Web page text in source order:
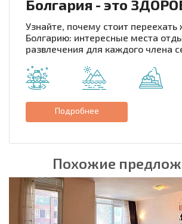
Болгария - это
Узнайте, почему стоит переехать
Болгарию: интересные места
развлечения для каждого члена
Подробнее
Похожие